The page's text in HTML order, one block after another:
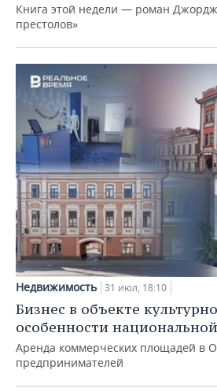
Книга этой недели — роман
престолов»
Недвижимость 31 июл, 18:10
Бизнес в объекте
особенности
Аренда коммерческих площадей в
предпринимателей